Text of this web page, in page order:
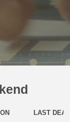
LAST DEAL